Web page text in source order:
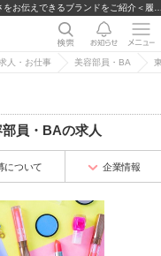
人・お仕事 美容部員・BA
部員・BAの求人
について 企業情報